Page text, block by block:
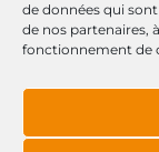
de données qui
de nos partenaires,
fonctionnement de